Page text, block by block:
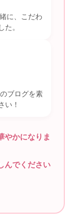
に、こだわ
。
ブログを素
い！
やかになりま
んでください